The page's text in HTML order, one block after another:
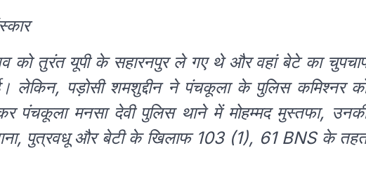
को तुरंत यूपी के सहारनपुर ले गए थे और वहां बेटे का
लेकिन, पड़ोसी शमशुद्दीन ने पंचकूला के पुलिस कमिश्नर
पंचकूला मनसा देवी पुलिस थाने में मोहम्मद मुस्तफा,
पुत्रवधू और बेटी के खिलाफ 103 (1), 61 BNS के